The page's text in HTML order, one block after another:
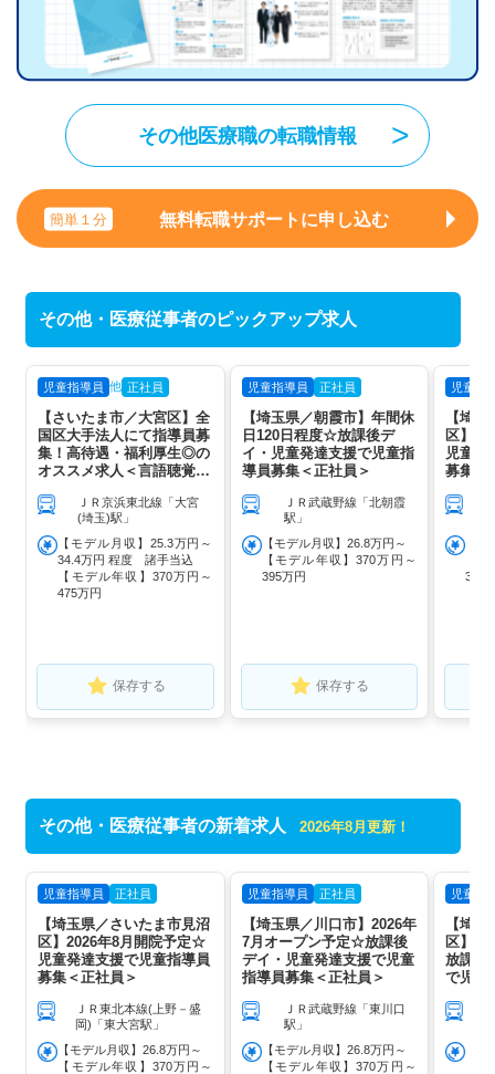
その他医療職の転職情報
簡単１分 無料転職サポートに申し込む
その他・医療従事者のピックアップ求人
児童指導員 他 正社員
【さいたま市／大宮区】全
国区大手法人にて指導員募
集！高待遇・福利厚生◎の
オススメ求人＜言語聴覚士
ＪＲ京浜東北線「大宮
(埼玉)駅」
【モデル月収】25.3万円～
34.4万円 程度 諸手当込
【モデル年収】370万円～
475万円
保存する
児童指導員 正社員
【埼玉県／朝霞市】年間休
日120日程度☆放課後デ
イ・児童発達支援で児童指
導員募集＜正社員＞
ＪＲ武蔵野線「北朝霞
駅」
【モデル月収】26.8万円～
【モデル年収】370万円～
395万円
保存する
児童指
【埼
区】
児童発
募集＜
395
その他・医療従事者の新着求人 2026年8月更新！
児童指導員 正社員
【埼玉県／さいたま市見沼
区】2026年8月開院予定☆
児童発達支援で児童指導員
募集＜正社員＞
ＪＲ東北本線(上野－盛
岡)「東大宮駅」
【モデル月収】26.8万円～
【モデル年収】370万円～
児童指導員 正社員
【埼玉県／川口市】2026年
7月オープン予定☆放課後
デイ・児童発達支援で児童
指導員募集＜正社員＞
ＪＲ武蔵野線「東川口
駅」
【モデル月収】26.8万円～
【モデル年収】370万円～
児童指
【埼
区】年
放課後
で児童